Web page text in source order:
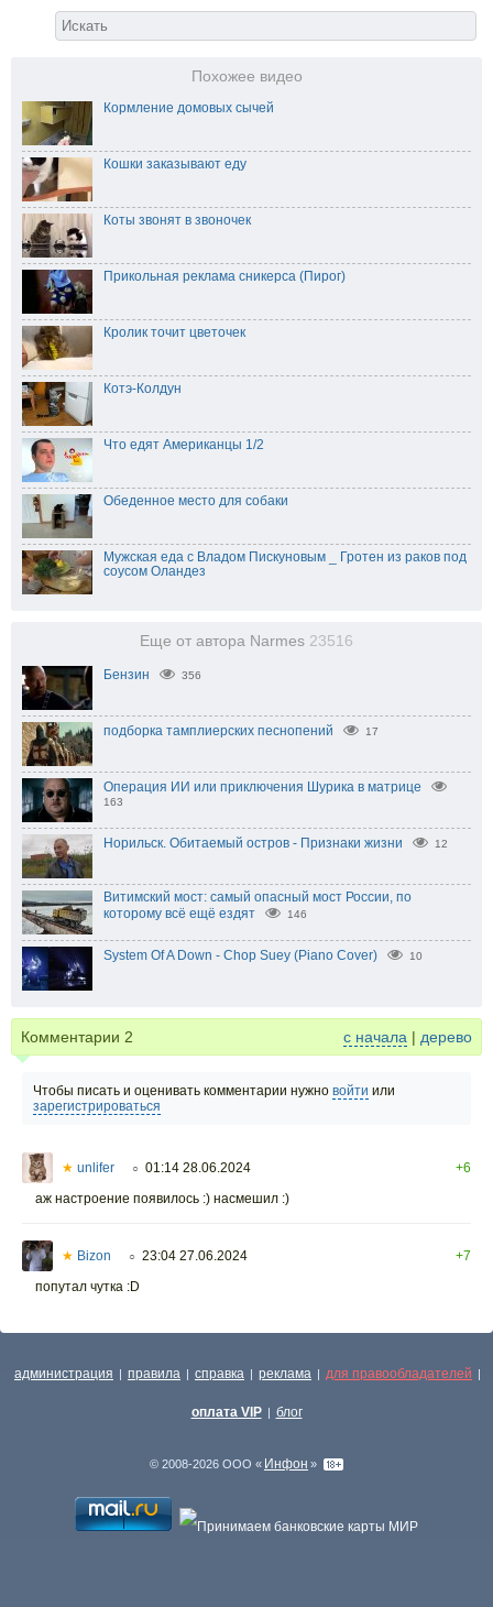
Похожее видео
Кормление домовых сычей
Кошки заказывают еду
Коты звонят в звоночек
Прикольная реклама сникерса (Пирог)
Кролик точит цветочек
Котэ-Колдун
Что едят Американцы 1/2
Обеденное место для собаки
Мужская еда c Владом Пискуновым _ Гротен из раков под
соусом Оландез
Еще от автора Narmes 23516
Бензин 356
подборка тамплиерских песнопений 17
Операция ИИ или приключения Шурика в матрице
163
Норильск. Обитаемый остров - Признаки жизни 12
Витимский мост: самый опасный мост России, по
которому всё ещё ездят
146
System Of A Down - Chop Suey (Piano Cover) 10
Комментарии 2 с начала | дерево
Чтобы писать и оценивать комментарии нужно войти или
зарегистрироваться
★ unlifer ○ 01:14 28.06.2024
+6
аж настроение появилось :) насмешил :)
★ Bizon ○ 23:04 27.06.2024
+7
попутал чутка :D
администрация | правила | справка | реклама | для правообладателей |
оплата VIP | блог
© 2008-2026 ООО « Инфон »